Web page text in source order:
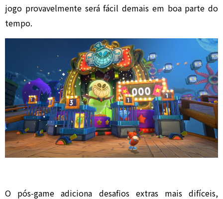
jogo provavelmente será fácil demais em boa parte do
tempo.
O pós-game adiciona desafios extras mais difíceis,